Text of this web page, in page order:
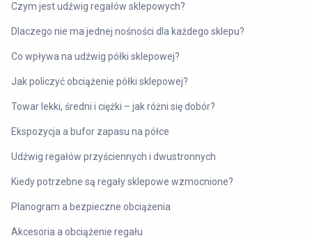
Czym jest udźwig regałów sklepowych?
Dlaczego nie ma jednej nośności dla każdego sklepu?
Co wpływa na udźwig półki sklepowej?
Jak policzyć obciążenie półki sklepowej?
Towar lekki, średni i ciężki – jak różni się dobór?
Ekspozycja a bufor zapasu na półce
Udźwig regałów przyściennych i dwustronnych
Kiedy potrzebne są regały sklepowe wzmocnione?
Planogram a bezpieczne obciążenia
Akcesoria a obciążenie regału